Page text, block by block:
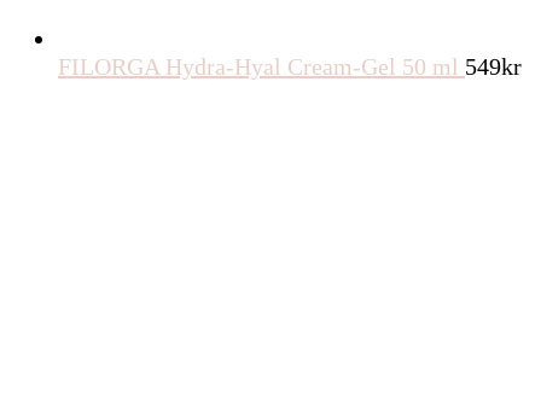
FILORGA Hydra-Hyal Cream-Gel 50 ml 549kr